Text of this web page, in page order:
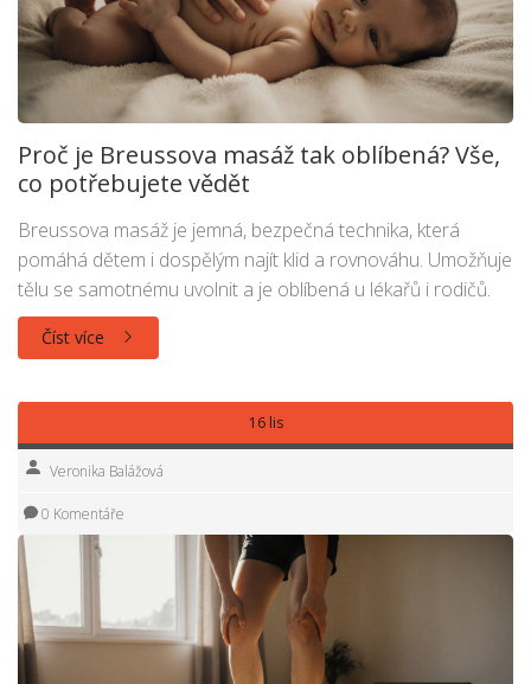
Proč je Breussova masáž tak oblíbená? Vše,
co potřebujete vědět
Breussova masáž je jemná, bezpečná technika, která
pomáhá dětem i dospělým najít klid a rovnováhu. Umožňuje
tělu se samotnému uvolnit a je oblíbená u lékařů i rodičů.
Číst více
16 lis
Veronika Balážová
0 Komentáře